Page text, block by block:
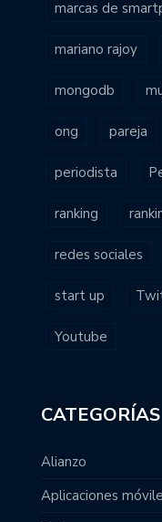
marcas de
mariano rajoy
mongodb
ong pareja
periodista
ranking
redes sociales
start up
Youtube
CATEGORÍAS
Alianzo
Aplicaciones